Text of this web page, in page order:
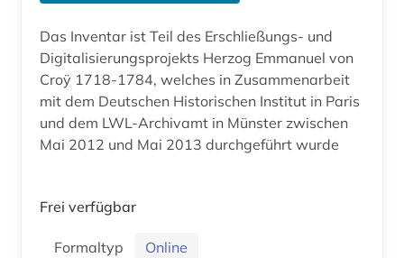
Das Inventar ist Teil des Erschließungs- und
Digitalisierungsprojekts Herzog Emmanuel von
Croÿ 1718-1784, welches in Zusammenarbeit
mit dem Deutschen Historischen Institut in Paris
und dem LWL-Archivamt in Münster zwischen
Mai 2012 und Mai 2013 durchgeführt wurde
Frei verfügbar
Formaltyp
Online